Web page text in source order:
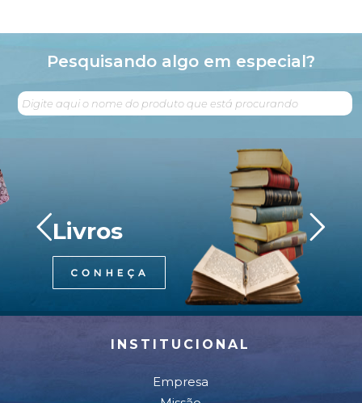
Pesquisando algo em especial?
Livros
INSTITUCIONAL
Empresa